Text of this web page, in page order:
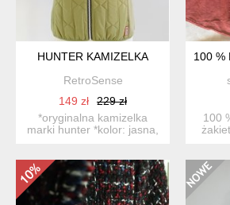
HUNTER KAMIZELKA
RetroSense
149 zł
229 zł
*oryginalna kamizelka
marki hunter *kolor: jasna,
100 %
100